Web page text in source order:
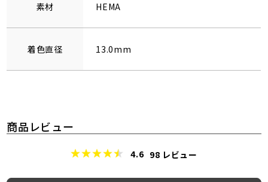
素材 HEMA
着色直径 13.0mm
商品レビュー
4.6 98 レビュー